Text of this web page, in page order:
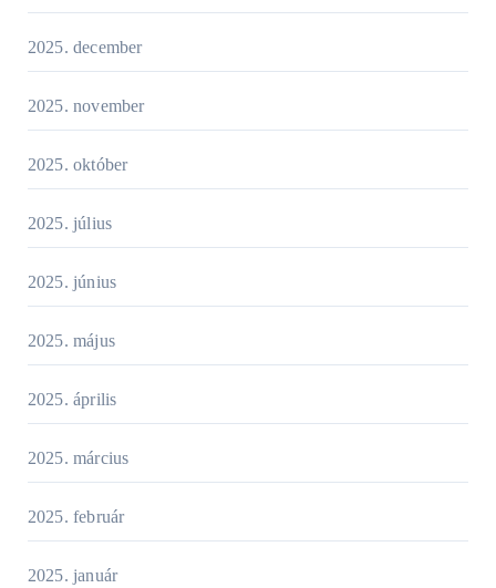
2025. december
2025. november
2025. október
2025. július
2025. június
2025. május
2025. április
2025. március
2025. február
2025. január